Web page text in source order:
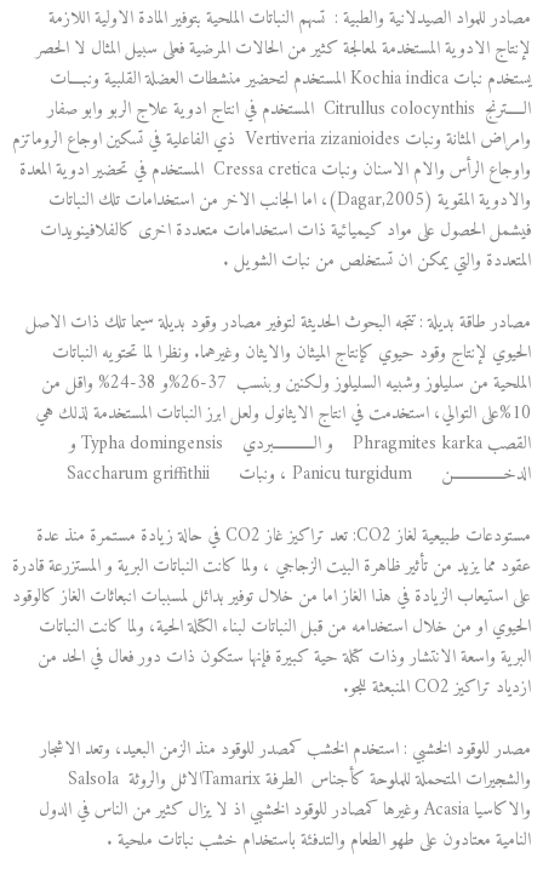
مصادر للمواد الصيدلانية والطبية : تسهم النباتات الملحية بتوفير المادة الاولية اللازمة
لإنتاج الادوية المستخدمة لمعالجة كثير من الحالات المرضية فعلى سبيل المثال لا الحصر
يستخدم نبات Kochia indica المستخدم لتحضير منشطات العضلة القلبية ونبــــات
الـــــترنج Citrullus colocynthis المستخدم في انتاج ادوية علاج الربو وابو صفار
وامراض المثانة ونبات Vertiveria zizanioides ذي الفاعلية في تسكين اوجاع الروماتزم
واوجاع الرأس والام الاسنان ونبات Cressa cretica المستخدم في تحضير ادوية المعدة
والادوية المقوية (Dagar,2005)، اما الجانب الاخر من استخدامات تلك النباتات
فيشمل الحصول على مواد كيميائية ذات استخدامات متعددة اخرى كالفلافينويدات
المتعددة والتي يمكن ان تستخلص من نبات الشويل .
مصادر طاقة بديلة : تتجه البحوث الحديثة لتوفير مصادر وقود بديلة سيما تلك ذات الاصل
الحيوي لإنتاج وقود حيوي كإنتاج الميثان والايثان وغيرهما. ونظرا لما تحتويه النباتات
الملحية من سليلوز وشبيه السليلوز ولكنين وبنسب 37-26%و 38-24% واقل من
10%على التوالي، استخدمت في انتاج الايثانول ولعل ابرز النباتات المستخدمة لذلك هي
القصب Phragmites karka و الـــــــــــبردي Typha domingensis و
الدخــــــــــــــن Panicu turgidum ، ونبات Saccharum griffithii
مستودعات طبيعية لغاز CO2: تعد تراكيز غاز CO2 في حالة زيادة مستمرة منذ عدة
عقود مما يزيد من تأثير ظاهرة البيت الزجاجي ، ولما كانت النباتات البرية و المستزرعة قادرة
على استيعاب الزيادة في هذا الغاز اما من خلال توفير بدائل لمسببات انبعاثات الغاز كالوقود
الحيوي او من خلال استخدامه من قبل النباتات لبناء الكتلة الحية، ولما كانت النباتات
البرية واسعة الانتشار وذات كتلة حية كبيرة فإنها ستكون ذات دور فعال في الحد من
ازدياد تراكيز CO2 المنبعثة للجو.
مصدر للوقود الخشبي : استخدم الخشب كمصدر للوقود منذ الزمن البعيد، وتعد الاشجار
والشجيرات المتحملة للملوحة كأجناس الطرفة Tamarixالاثل والروثة Salsola
والاكاسيا Acasia وغيرها كمصادر للوقود الخشبي اذ لا يزال كثير من الناس في الدول
النامية معتادون على طهو الطعام والتدفئة باستخدام خشب نباتات ملحية .